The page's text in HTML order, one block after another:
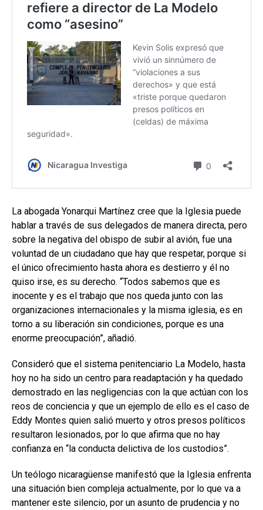
La abogada Yonarqui Martínez cree que la Iglesia puede
hablar a través de sus delegados de manera directa, pero
sobre la negativa del obispo de subir al avión, fue una
voluntad de un ciudadano que hay que respetar, porque si
el único ofrecimiento hasta ahora es destierro y él no
quiso irse, es su derecho. “Todos sabemos que es
inocente y es el trabajo que nos queda junto con las
organizaciones internacionales y la misma iglesia, es en
torno a su liberación sin condiciones, porque es una
enorme preocupación”, añadió.
Consideró que el sistema penitenciario La Modelo, hasta
hoy no ha sido un centro para readaptación y ha quedado
demostrado en las negligencias con la que actúan con los
reos de conciencia y que un ejemplo de ello es el caso de
Eddy Montes quien salió muerto y otros presos políticos
resultaron lesionados, por lo que afirma que no hay
confianza en “la conducta delictiva de los custodios”.
Un teólogo nicaragüense manifestó que la Iglesia enfrenta
una situación bien compleja actualmente, por lo que va a
mantener este silencio, por un asunto de prudencia y no